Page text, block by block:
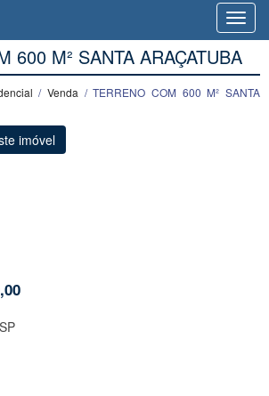
600 M² SANTA ARAÇATUBA
/Venda / TERRENO COM 600 M² SANTA
imóvel